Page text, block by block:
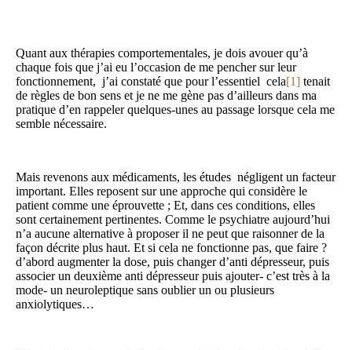
Quant aux thérapies comportementales, je dois avouer qu’à
chaque fois que j’ai eu l’occasion de me pencher sur leur
fonctionnement, j’ai constaté que pour l’essentiel cela[1] tenait
de règles de bon sens et je ne me gène pas d’ailleurs dans ma
pratique d’en rappeler quelques-unes au passage lorsque cela me
semble nécessaire.
Mais revenons aux médicaments, les études négligent un facteur
important. Elles reposent sur une approche qui considère le
patient comme une éprouvette ; Et, dans ces conditions, elles
sont certainement pertinentes. Comme le psychiatre aujourd’hui
n’a aucune alternative à proposer il ne peut que raisonner de la
façon décrite plus haut. Et si cela ne fonctionne pas, que faire ?
d’abord augmenter la dose, puis changer d’anti dépresseur, puis
associer un deuxième anti dépresseur puis ajouter- c’est très à la
mode- un neuroleptique sans oublier un ou plusieurs
anxiolytiques…